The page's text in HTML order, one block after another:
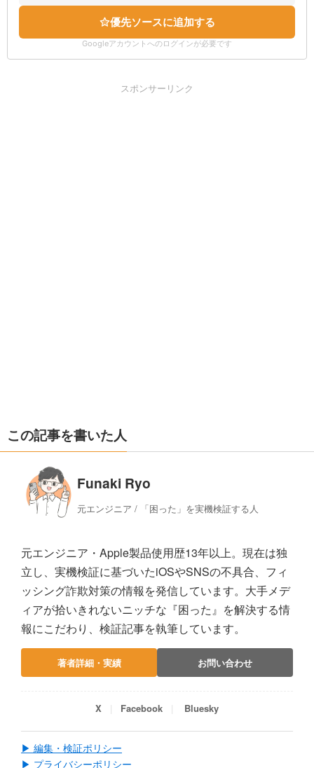
優先ソースに追加する
Googleアカウントへのログインが必要です
スポンサーリンク
この記事を書いた人
Funaki Ryo
元エンジニア / 「困った」を実機検証する人
元エンジニア・Apple製品使用歴13年以上。現在は独
立し、実機検証に基づいたiOSやSNSの不具合、フィ
ッシング詐欺対策の情報を発信しています。大手メデ
ィアが拾いきれないニッチな『困った』を解決する情
報にこだわり、検証記事を執筆しています。
著者詳細・実績 お問い合わせ
X Facebook Bluesky
▶ 編集・検証ポリシー
▶ プライバシーポリシー